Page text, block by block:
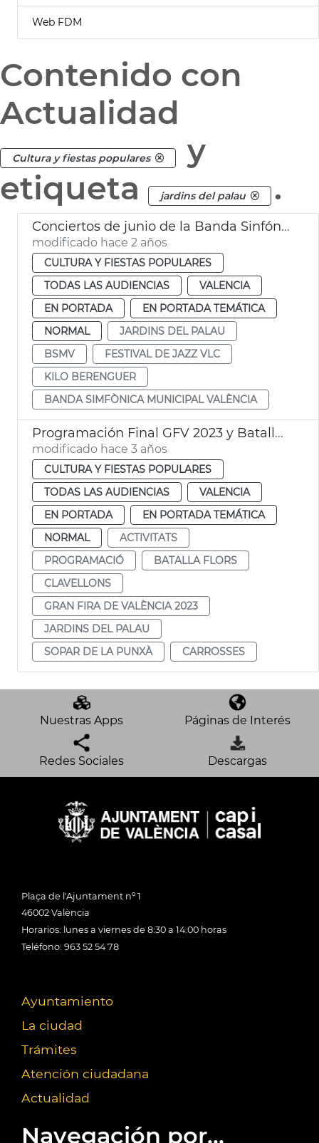
Web FDM
Contenido con
Actualidad
Cultura y fiestas populares
y
etiqueta
jardins del palau .
Conciertos de junio de la Banda Sinfónica Municipal
modificado hace 2 años
CULTURA Y FIESTAS POPULARES
TODAS LAS AUDIENCIAS
VALENCIA
EN PORTADA
EN PORTADA TEMÁTICA
NORMAL
JARDINS DEL PALAU
BSMV
FESTIVAL DE JAZZ VLC
KILO BERENGUER
BANDA SIMFÒNICA MUNICIPAL VALÈNCIA
Programación Final GFV 2023 y Batalla de Flores
modificado hace 3 años
CULTURA Y FIESTAS POPULARES
TODAS LAS AUDIENCIAS
VALENCIA
EN PORTADA
EN PORTADA TEMÁTICA
NORMAL
ACTIVITATS
PROGRAMACIÓ
BATALLA FLORS
CLAVELLONS
GRAN FIRA DE VALÈNCIA 2023
JARDINS DEL PALAU
SOPAR DE LA PUNXÀ
CARROSSES
Nuestras Apps Páginas de Interés
Redes Sociales Descargas
Plaça de l'Ajuntament nº 1
46002 València
Horarios: lunes a viernes de 8:30 a 14:00 horas
Teléfono: 963 52 54 78
Ayuntamiento
La ciudad
Trámites
Atención ciudadana
Actualidad
Navegación por...